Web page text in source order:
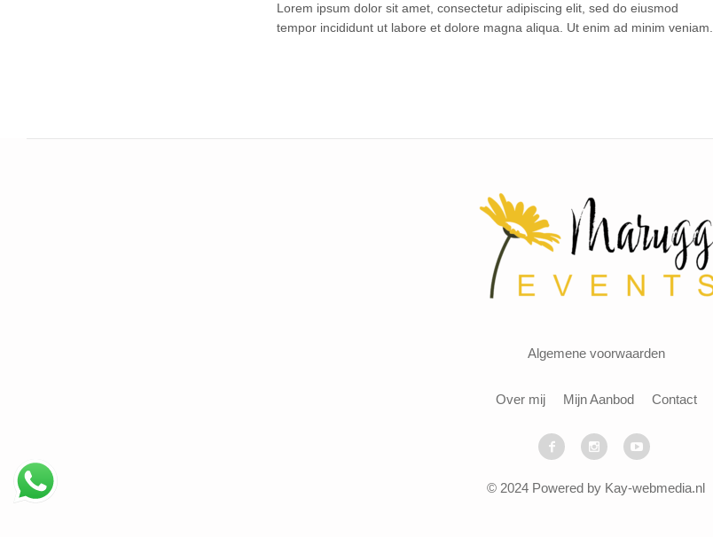
Lorem ipsum dolor sit amet, consectetur adipiscing elit, sed do eiusmod
tempor incididunt ut labore et dolore magna aliqua. Ut enim ad minim veniam.
Algemene voorwaarden
Over mij Mijn Aanbod Contact
© 2024 Powered by Kay-webmedia.nl